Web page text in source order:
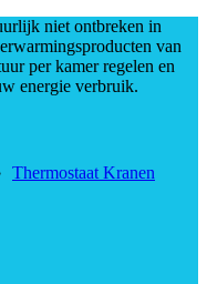
niet ontbreken in
van
per kamer regelen en
energie verbruik.
Thermostaat Kranen